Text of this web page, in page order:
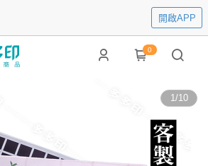
開啟APP
0
1/10